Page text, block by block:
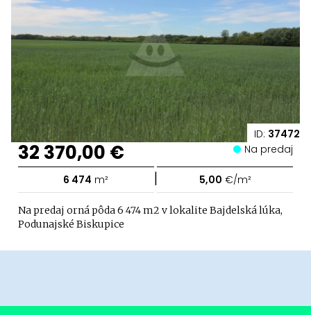
ID: 37472
32 370,00 € Na predaj
6 474 m² | 5,00 €/m²
Na predaj orná pôda 6 474 m2 v lokalite Bajdelská lúka,
Podunajské Biskupice